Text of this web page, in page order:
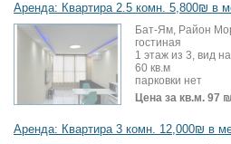
Аренда: Квартира 2.5 комн. 5,800₪ в
Бат-Ям, Район
гостиная
1 этаж из 3, вид
60 кв.м
парковки нет
Цена за кв.м. 97 ₪
Аренда: Квартира 3 комн. 12,000₪ в